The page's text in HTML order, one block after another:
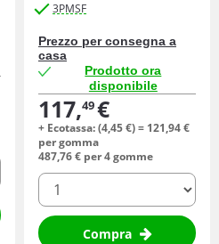
3PMSF
Prezzo per consegna a
casa
Prodotto ora
disponibile
117,49€
+ Ecotassa: (4,45€) = 121,94€
per gomma
487,76€ per 4 gomme
quantità
Compra